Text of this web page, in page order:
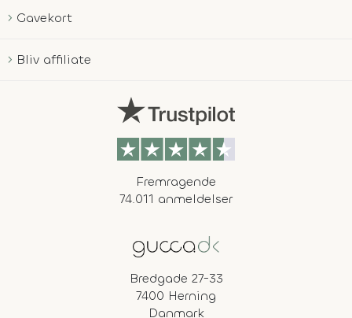
Gavekort
Bliv affiliate
Fremragende
74.011 anmeldelser
Bredgade 27-33
7400 Herning
Danmark